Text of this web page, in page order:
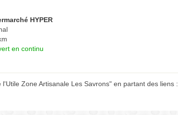
HYPER
en continu
Zone Artisanale Les Savrons" en partant des liens :